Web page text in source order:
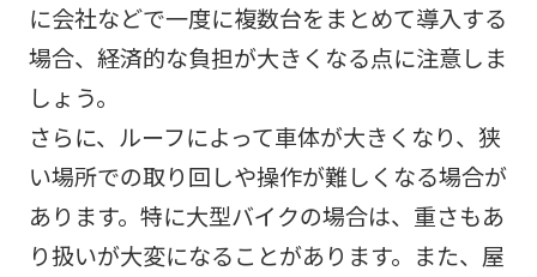
に会社などで一度に複数台をまとめて導入する
場合、経済的な負担が大きくなる点に注意しま
しょう。
さらに、ルーフによって車体が大きくなり、狭
い場所での取り回しや操作が難しくなる場合が
あります。特に大型バイクの場合は、重さもあ
り扱いが大変になることがあります。また、屋